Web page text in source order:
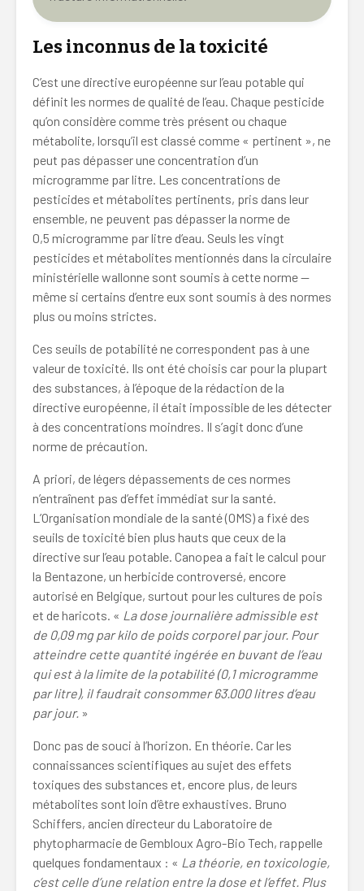
Les inconnus de la toxicité
C’est une directive européenne sur l’eau potable qui
définit les normes de qualité de l’eau. Chaque pesticide
qu’on considère comme très présent ou chaque
métabolite, lorsqu’il est classé comme « pertinent », ne
peut pas dépasser une concentration d’un
microgramme par litre. Les concentrations de
pesticides et métabolites pertinents, pris dans leur
ensemble, ne peuvent pas dépasser la norme de
0,5 microgramme par litre d’eau. Seuls les vingt
pesticides et métabolites mentionnés dans la circulaire
ministérielle wallonne sont soumis à cette norme —
même si certains d’entre eux sont soumis à des normes
plus ou moins strictes.
Ces seuils de potabilité ne correspondent pas à une
valeur de toxicité. Ils ont été choisis car pour la plupart
des substances, à l’époque de la rédaction de la
directive européenne, il était impossible de les détecter
à des concentrations moindres. Il s’agit donc d’une
norme de précaution.
A priori, de légers dépassements de ces normes
n’entraînent pas d’effet immédiat sur la santé.
L’Organisation mondiale de la santé (OMS) a fixé des
seuils de toxicité bien plus hauts que ceux de la
directive sur l’eau potable. Canopea a fait le calcul pour
la Bentazone, un herbicide controversé, encore
autorisé en Belgique, surtout pour les cultures de pois
et de haricots. « La dose journalière admissible est
de 0,09 mg par kilo de poids corporel par jour. Pour
atteindre cette quantité ingérée en buvant de l’eau
qui est à la limite de la potabilité (0,1 microgramme
par litre), il faudrait consommer 63.000 litres d’eau
par jour. »
Donc pas de souci à l’horizon. En théorie. Car les
connaissances scientifiques au sujet des effets
toxiques des substances et, encore plus, de leurs
métabolites sont loin d’être exhaustives. Bruno
Schiffers, ancien directeur du Laboratoire de
phytopharmacie de Gembloux Agro-Bio Tech, rappelle
quelques fondamentaux : « La théorie, en toxicologie,
c’est celle d’une relation entre la dose et l’effet. Plus